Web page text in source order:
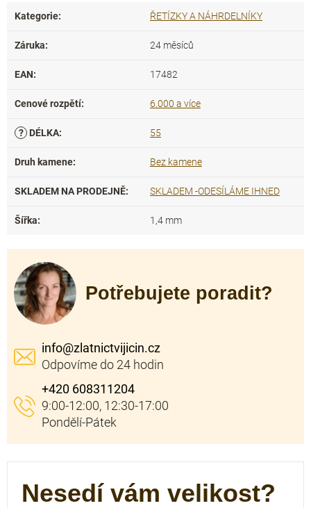
Kategorie: ŘETÍZKY A NÁHRDELNÍKY
Záruka: 24 měsíců
EAN: 17482
Cenové rozpětí: 6.000 a více
? DÉLKA: 55
Druh kamene: Bez kamene
SKLADEM NA PRODEJNĚ: SKLADEM -ODESÍLÁME IHNED
Šířka: 1,4 mm
Potřebujete poradit?
info@zlatnictvijicin.cz
+420 608311204
Nesedí vám velikost?